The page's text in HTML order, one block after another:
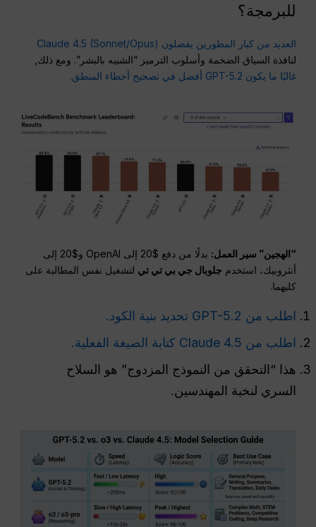
للبرمجة؟
العديد من كبار المطورين يفضلون Claude 4.5 (Sonnet/Opus)
لنافذة السياق الضخمة وأسلوب الترميز “الشبيه بالبشر”. ومع ذلك,
غالبًا ما يكون GPT-5.2 أفضل في تصحيح أخطاء المنطق.
“الهجين” سير العمل:
بدلًا من دفع $20 إلى OpenAI و$20 إلى
أنثروبيك، استخدم جلوبال جي بي تي تي لتشغيل نفس المطالبة على
كليهما.
اطلب من GPT-5.2 تحديد بنية الكود.
اطلب من Claude 4.5 كتابة الصيغة الفعلية.
هذا “التحقق من النموذج المزدوج” هو السلاح
السري لنخبة المهندسين.